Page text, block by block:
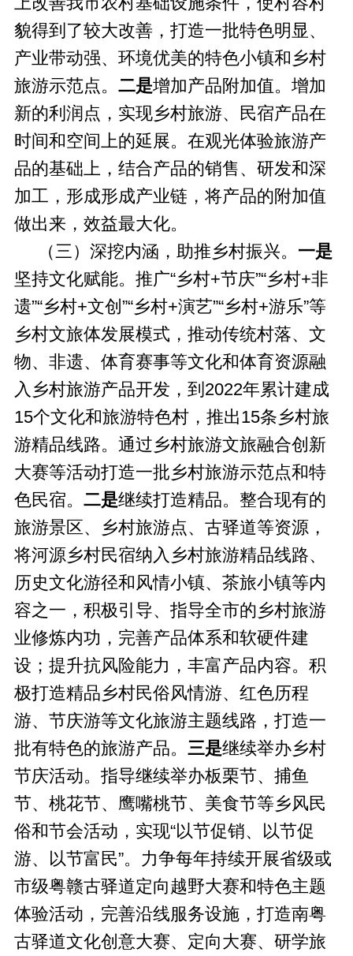
貌得到了较大改善，打造一批特色明显、
产业带动强、环境优美的特色小镇和乡村
旅游示范点。 二是增加产品附加值。增加
新的利润点，实现乡村旅游、民宿产品在
时间和空间上的延展。在观光体验旅游产
品的基础上，结合产品的销售、研发和深
加工，形成形成产业链，将产品的附加值
做出来，效益最大化。
（三）深挖内涵，助推乡村振兴。 一是
坚持文化赋能。推广“乡村+节庆”“乡村+非
遗”“乡村+文创”“乡村+演艺”“乡村+游乐”等
乡村文旅体发展模式，推动传统村落、文
物、非遗、体育赛事等文化和体育资源融
入乡村旅游产品开发，到2022年累计建成
15个文化和旅游特色村，推出15条乡村旅
游精品线路。通过乡村旅游文旅融合创新
大赛等活动打造一批乡村旅游示范点和特
色民宿。 二是继续打造精品。整合现有的
旅游景区、乡村旅游点、古驿道等资源，
将河源乡村民宿纳入乡村旅游精品线路、
历史文化游径和风情小镇、茶旅小镇等内
容之一，积极引导、指导全市的乡村旅游
业修炼内功，完善产品体系和软硬件建
设；提升抗风险能力，丰富产品内容。积
极打造精品乡村民俗风情游、红色历程
游、节庆游等文化旅游主题线路，打造一
批有特色的旅游产品。 三是继续举办乡村
节庆活动。指导继续举办板栗节、捕鱼
节、桃花节、鹰嘴桃节、美食节等乡风民
俗和节会活动，实现“以节促销、以节促
游、以节富民”。力争每年持续开展省级或
市级粤赣古驿道定向越野大赛和特色主题
体验活动，完善沿线服务设施，打造南粤
古驿道文化创意大赛、定向大赛、研学旅